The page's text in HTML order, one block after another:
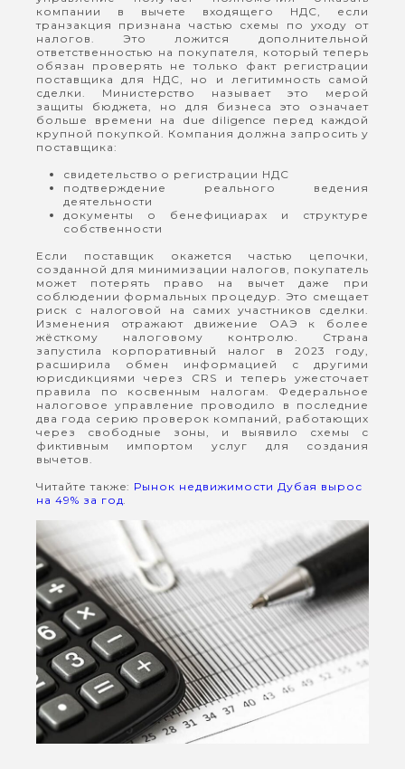
компании в вычете входящего НДС, если
транзакция признана частью схемы по уходу от
налогов. Это ложится дополнительной
ответственностью на покупателя, который теперь
обязан проверять не только факт регистрации
поставщика для НДС, но и легитимность самой
сделки. Министерство называет это мерой
защиты бюджета, но для бизнеса это означает
больше времени на due diligence перед каждой
крупной покупкой. Компания должна запросить у
поставщика:
свидетельство о регистрации НДС
подтверждение реального ведения
деятельности
документы о бенефициарах и структуре
собственности
Если поставщик окажется частью цепочки,
созданной для минимизации налогов, покупатель
может потерять право на вычет даже при
соблюдении формальных процедур. Это смещает
риск с налоговой на самих участников сделки.
Изменения отражают движение ОАЭ к более
жёсткому налоговому контролю. Страна
запустила корпоративный налог в 2023 году,
расширила обмен информацией с другими
юрисдикциями через CRS и теперь ужесточает
правила по косвенным налогам. Федеральное
налоговое управление проводило в последние
два года серию проверок компаний, работающих
через свободные зоны, и выявило схемы с
фиктивным импортом услуг для создания
вычетов.
Читайте также: Рынок недвижимости Дубая вырос
на 49% за год.